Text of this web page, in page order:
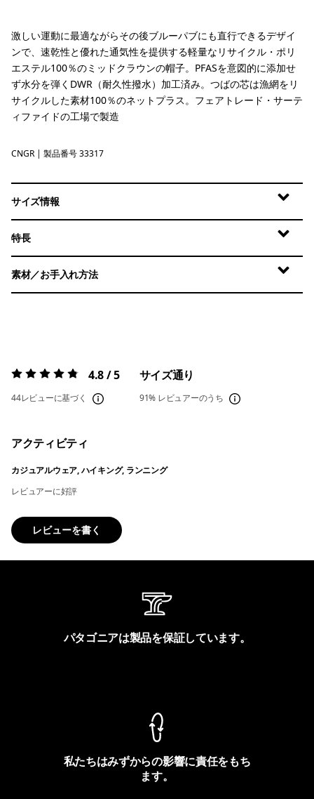
激しい運動に最適ながらその後ブルーパブにも直行できるデザイ
ンで、速乾性と優れた通気性を提供する軽量なリサイクル・ポリ
エステル100％のミッドクラウンの帽子。PFASを意図的に添加せ
ず水分を弾くDWR（耐久性撥水）加工済み。つばの芯は漁網をリ
サイクルした素材100％のネットプラス。フェアトレード・サーテ
ィファイドの工場で製造
Canopy Green
CNGR | 製品番号 33317
サイズ情報
特長
素材／お手入れ方法
評価:4.8 / 5 4.8 / 5
44レビューに基づく
サイズ通り
91% レビュアーのうち
アクティビティ
カジュアルウェア, ハイキング, ランニング
レビュアーに好評
レビューを書く
パタゴニアは製品を保証しています。
私たちはみずからの影響に責任をもち
ます。